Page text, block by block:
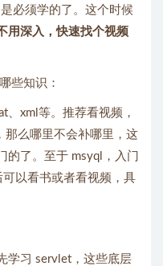
必须学的了。这个时候
用深入，快速找个视频
些知识：
、xml等。推荐看视频，
那么哪里不会补哪里，这
了。至于 msyql，入门
以看书或者看视频，具
学习 servlet，这些底层